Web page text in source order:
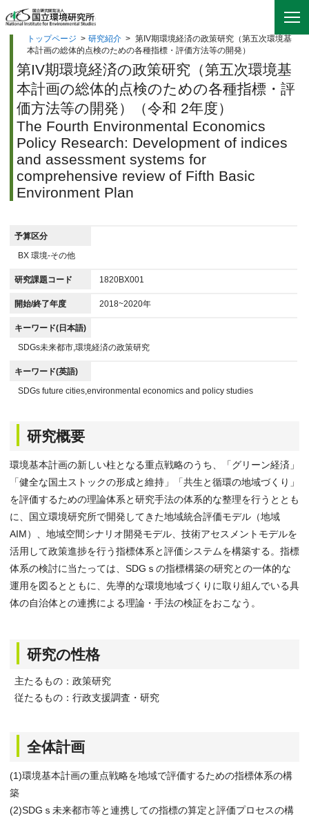
トップページ > 研究紹介 > 第IV期環境経済の政策研究（第五次環境基
本計画の総体的点検のための各種指標・評価方法等の開発）
第IV期環境経済の政策研究（第五次環境基
本計画の総体的点検のための各種指標・評
価方法等の開発）（令和 2年度）
The Fourth Environmental Economics
Policy Research: Development of indices
and assessment systems for
comprehensive review of Fifth Basic
Environment Plan
予算区分
BX 環境-その他
研究課題コード 1820BX001
開始/終了年度 2018~2020年
キーワード(日本語)
SDGs未来都市,環境経済の政策研究
キーワード(英語)
SDGs future cities,environmental economics and policy studies
研究概要
環境基本計画の新しい柱となる重点戦略のうち、「グリーン経済」
「健全な国土ストックの形成と維持」「共生と循環の地域づくり」
を評価するための理論体系と研究手法の体系的な整理を行うととも
に、国立環境研究所で開発してきた地域統合評価モデル（地域
AIM）、地域空間シナリオ開発モデル、技術アセスメントモデルを
活用して政策進捗を行う指標体系と評価システムを構築する。指標
体系の検討に当たっては、SDGｓの指標構築の研究との一体的な
運用を図るとともに、先導的な環境地域づくりに取り組んでいる具
体の自治体との連携による理論・手法の検証をおこなう。
研究の性格
主たるもの：政策研究
従たるもの：行政支援調査・研究
全体計画
(1)環境基本計画の重点戦略を地域で評価するための指標体系の構
築
(2)SDGｓ未来都市等と連携しての指標の算定と評価プロセスの構